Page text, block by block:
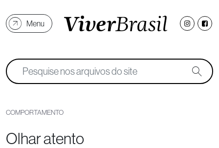
Menu
COMPORTAMENTO
Olhar atento